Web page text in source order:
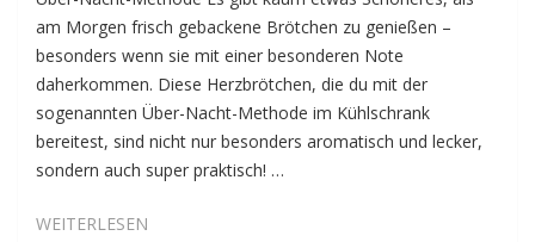
am Morgen frisch gebackene Brötchen zu genießen –
besonders wenn sie mit einer besonderen Note
daherkommen. Diese Herzbrötchen, die du mit der
sogenannten Über-Nacht-Methode im Kühlschrank
bereitest, sind nicht nur besonders aromatisch und lecker,
sondern auch super praktisch! …
WEITERLESEN